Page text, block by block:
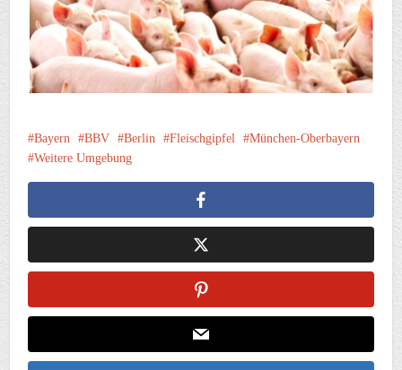
Bayern BBV Berlin Fleischgipfel
München-Oberbayern
Weitere Umgebung